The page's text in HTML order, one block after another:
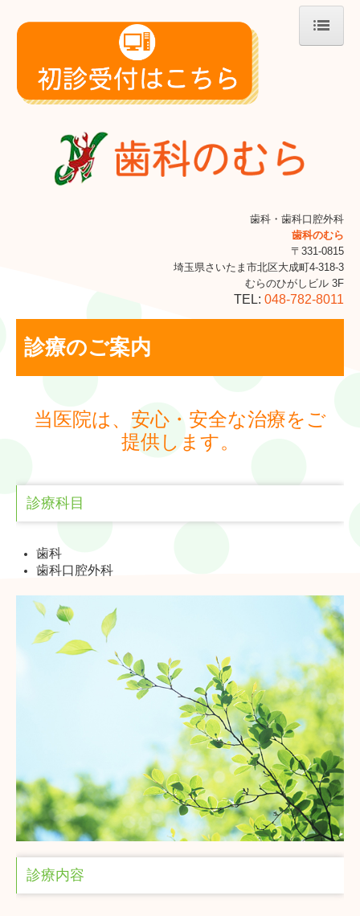
院長紹介
一般歯科
矯正について
交通案内
歯科・歯科口腔外科
歯科のむら
〒331-0815
埼玉県さいたま市北区大成町4-318-3
むらのひがしビル 3F
TEL: 048-782-8011
診療のご案内
当医院は、安心・安全な治療をご
提供します。
診療科目
歯科
歯科口腔外科
診療内容